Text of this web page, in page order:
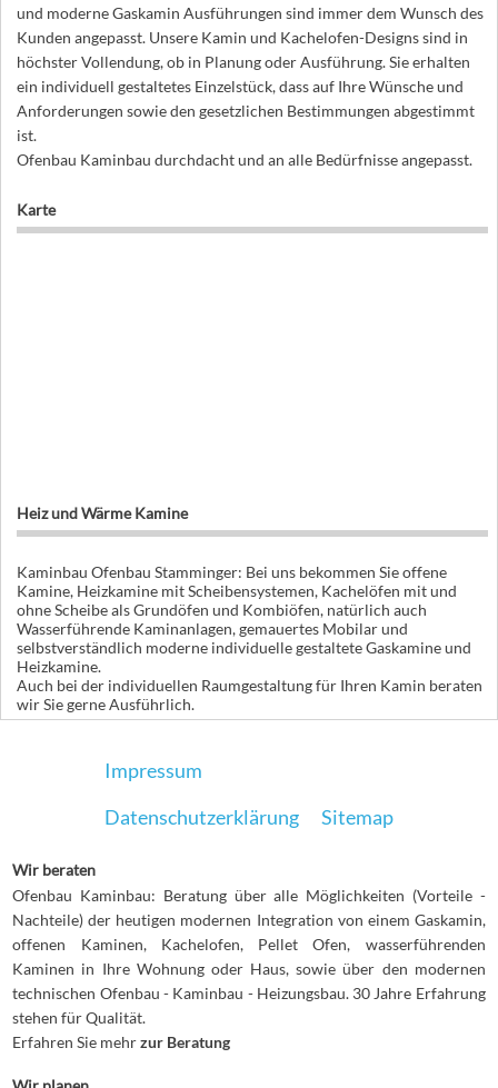
und moderne Gaskamin Ausführungen sind immer dem Wunsch des
Kunden angepasst. Unsere Kamin und Kachelofen-Designs sind in
höchster Vollendung, ob in Planung oder Ausführung. Sie erhalten
ein individuell gestaltetes Einzelstück, dass auf Ihre Wünsche und
Anforderungen sowie den gesetzlichen Bestimmungen abgestimmt
ist.
Ofenbau Kaminbau durchdacht und an alle Bedürfnisse angepasst.
Karte
Heiz und Wärme Kamine
Kaminbau Ofenbau Stamminger: Bei uns bekommen Sie offene
Kamine, Heizkamine mit Scheibensystemen, Kachelöfen mit und
ohne Scheibe als Grundöfen und Kombiöfen, natürlich auch
Wasserführende Kaminanlagen, gemauertes Mobilar und
selbstverständlich moderne individuelle gestaltete Gaskamine und
Heizkamine.
Auch bei der individuellen Raumgestaltung für Ihren Kamin beraten
wir Sie gerne Ausführlich.
Impressum
Datenschutzerklärung
Sitemap
Wir beraten
Ofenbau Kaminbau: Beratung über alle Möglichkeiten (Vorteile -
Nachteile) der heutigen modernen Integration von einem Gaskamin,
offenen Kaminen, Kachelofen, Pellet Ofen, wasserführenden
Kaminen in Ihre Wohnung oder Haus, sowie über den modernen
technischen Ofenbau - Kaminbau - Heizungsbau. 30 Jahre Erfahrung
stehen für Qualität.
Erfahren Sie mehrzur Beratung